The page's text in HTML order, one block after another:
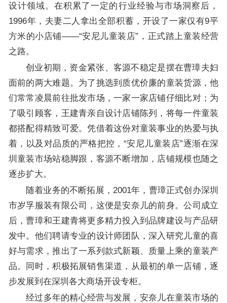
设计领域。在积累了一定的行业经验与市场洞察后，
1996年，夫妻二人拿出全部积蓄，开设了一家仅有9平
方米的小店铺——“安尼儿童装店”，正式踏上童装经营
之路。
创业初期，资金紧张、客源不稳定是摆在曹璋夫妇
面前的两大难题。为了挑选到质优价廉的童装货源，他
们常常凌晨前往批发市场，一家一家店铺仔细比对；为
了吸引顾客，王建青亲自设计店铺陈列，将每一件童装
都搭配得精致可爱。凭借着这份对童装事业的热爱与执
着，以及对品质的严格把控，“安尼儿童装店”逐渐在深
圳童装市场站稳脚跟，客源不断增加，店铺规模也随之
逐步扩大。
随着业务的不断拓展，2001年，曹璋正式创办深圳
市岁孚服装有限公司，这便是安奈儿的前身。公司成立
后，曹璋和王建青将更多精力投入到品牌建设与产品研
发中。他们聘请专业的设计师团队，深入研究儿童的喜
好与需求，推出了一系列款式新颖、质量上乘的童装产
品。同时，积极拓展销售渠道，从最初的单一店铺，逐
步发展到在深圳各大商场开设专柜。
经过多年的精心经营与发展，安奈儿在童装市场的